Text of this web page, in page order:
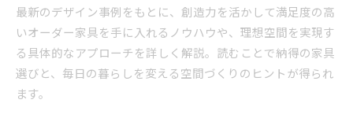
最新のデザイン事例をもとに、創造力を活かして満足度の高
いオーダー家具を手に入れるノウハウや、理想空間を実現す
る具体的なアプローチを詳しく解説。読むことで納得の家具
選びと、毎日の暮らしを変える空間づくりのヒントが得られ
ます。